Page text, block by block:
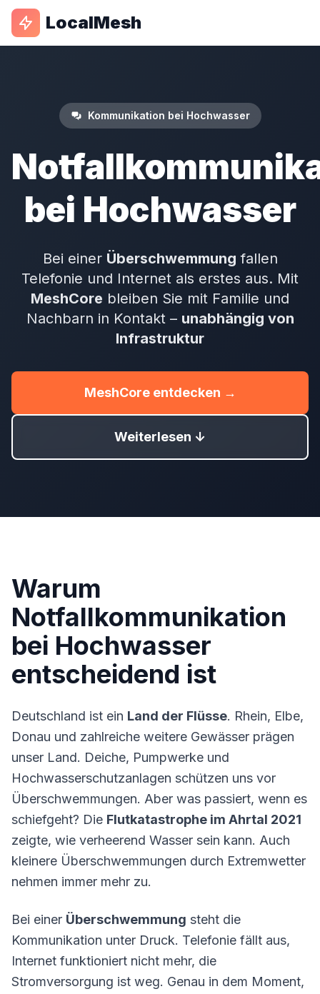
LocalMesh
Kommunikation bei Hochwasser
bei Hochwasser
Bei einer Überschwemmung fallen
Telefonie und Internet als erstes aus. Mit
MeshCore bleiben Sie mit Familie und
Nachbarn in Kontakt – unabhängig von
Infrastruktur
MeshCore entdecken →
Weiterlesen ↓
Warum
Notfallkommunikation
bei Hochwasser
entscheidend ist
Deutschland ist ein Land der Flüsse. Rhein, Elbe,
Donau und zahlreiche weitere Gewässer prägen
unser Land. Deiche, Pumpwerke und
Hochwasserschutzanlagen schützen uns vor
Überschwemmungen. Aber was passiert, wenn es
schiefgeht? Die Flutkatastrophe im Ahrtal 2021
zeigte, wie verheerend Wasser sein kann. Auch
kleinere Überschwemmungen durch Extremwetter
nehmen immer mehr zu.
Bei einer Überschwemmung steht die
Kommunikation unter Druck. Telefonie fällt aus,
Internet funktioniert nicht mehr, die
Stromversorgung ist weg. Genau in dem Moment,